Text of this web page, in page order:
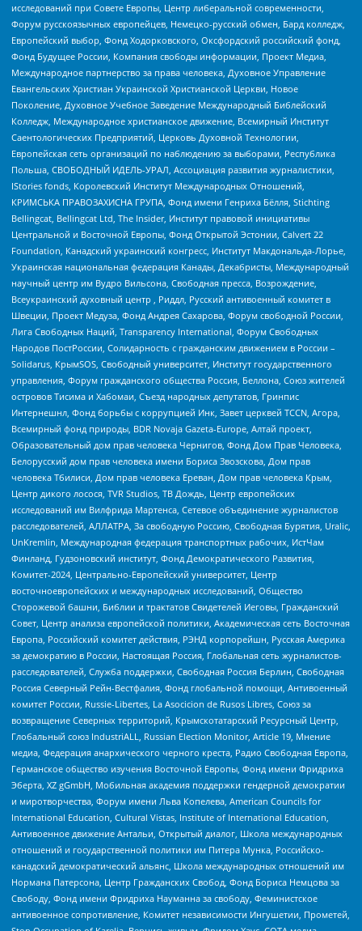
исследований при Совете Европы, Центр либеральной современности,
Форум русскоязычных европейцев, Немецко-русский обмен, Бард колледж,
Европейский выбор, Фонд Ходорковского, Оксфордский российский фонд,
Фонд Будущее России, Компания свободы информации, Проект Медиа,
Международное партнерство за права человека, Духовное Управление
Евангельских Христиан Украинской Христианской Церкви, Новое
Поколение, Духовное Учебное Заведение Международный Библейский
Колледж, Международное христианское движение, Всемирный Институт
Саентологических Предприятий, Церковь Духовной Технологии,
Европейская сеть организаций по наблюдению за выборами, Республика
Польша, СВОБОДНЫЙ ИДЕЛЬ-УРАЛ, Ассоциация развития журналистики,
IStories fonds, Королевский Институт Международных Отношений,
КРИМСЬКА ПРАВОЗАХИСНА ГРУПА, Фонд имени Генриха Бёлля, Stichting
Bellingcat, Bellingcat Ltd, The Insider, Институт правовой инициативы
Центральной и Восточной Европы, Фонд Открытой Эстонии, Calvert 22
Foundation, Канадский украинский конгресс, Институт Макдональда-Лорье,
Украинская национальная федерация Канады, Декабристы, Международный
научный центр им Вудро Вильсона, Свободная пресса, Возрождение,
Всеукраинский духовный центр , Риддл, Русский антивоенный комитет в
Швеции, Проект Медуза, Фонд Андрея Сахарова, Форум свободной России,
Лига Свободных Наций, Transparеncy International, Форум Свободных
Народов ПостРоссии, Солидарность с гражданским движением в России –
Solidarus, КрымSOS, Свободный университет, Институт государственного
управления, Форум гражданского общества Россия, Беллона, Союз жителей
островов Тисима и Хабомаи, Съезд народных депутатов, Гринпис
Интернешнл, Фонд борьбы с коррупцией Инк, Завет церквей TCCN, Агора,
Всемирный фонд природы, BDR Novaja Gazeta-Europe, Алтай проект,
Образовательный дом прав человека Чернигов, Фонд Дом Прав Человека,
Белорусский дом прав человека имени Бориса Звозскова, Дом прав
человека Тбилиси, Дом прав человека Ереван, Дом прав человека Крым,
Центр дикого лосося, TVR Studios, ТВ Дождь, Центр европейских
исследований им Вилфрида Мартенса, Сетевое объединение журналистов
расследователей, АЛЛАТРА, За свободную Россию, Свободная Бурятия, Uralic,
UnKremlin, Международная федерация транспортных рабочих, ИстЧам
Финланд, Гудзоновский институт, Фонд Демократического Развития,
Комитет-2024, Центрально-Европейский университет, Центр
восточноевропейских и международных исследований, Общество
Сторожевой башни, Библии и трактатов Свидетелей Иеговы, Гражданский
Совет, Центр анализа европейской политики, Академическая сеть Восточная
Европа, Российский комитет действия, РЭНД корпорейшн, Русская Америка
за демократию в России, Настоящая Россия, Глобальная сеть журналистов-
расследователей, Служба поддержки, Свободная Россия Берлин, Свободная
Россия Северный Рейн-Вестфалия, Фонд глобальной помощи, Антивоенный
комитет России, Russie-Libertes, La Asocicion de Rusos Libres, Союз за
возвращение Северных территорий, Крымскотатарский Ресурсный Центр,
Глобальный союз IndustriALL, Russian Election Monitor, Article 19, Мнение
медиа, Федерация анархического черного креста, Радио Свободная Европа,
Германское общество изучения Восточной Европы, Фонд имени Фридриха
Эберта, XZ gGmbH, Мобильная академия поддержки гендерной демократии
и миротворчества, Форум имени Льва Копелева, American Councils for
International Education, Cultural Vistas, Institute of International Education,
Антивоенное движение Антальи, Открытый диалог, Школа международных
отношений и государственной политики им Питера Мунка, Российско-
канадский демократический альянс, Школа международных отношений им
Нормана Патерсона, Центр Гражданских Свобод, Фонд Бориса Немцова за
Свободу, Фонд имени Фридриха Науманна за свободу, Феминистское
антивоенное сопротивление, Комитет независимости Ингушетии, Прометей,